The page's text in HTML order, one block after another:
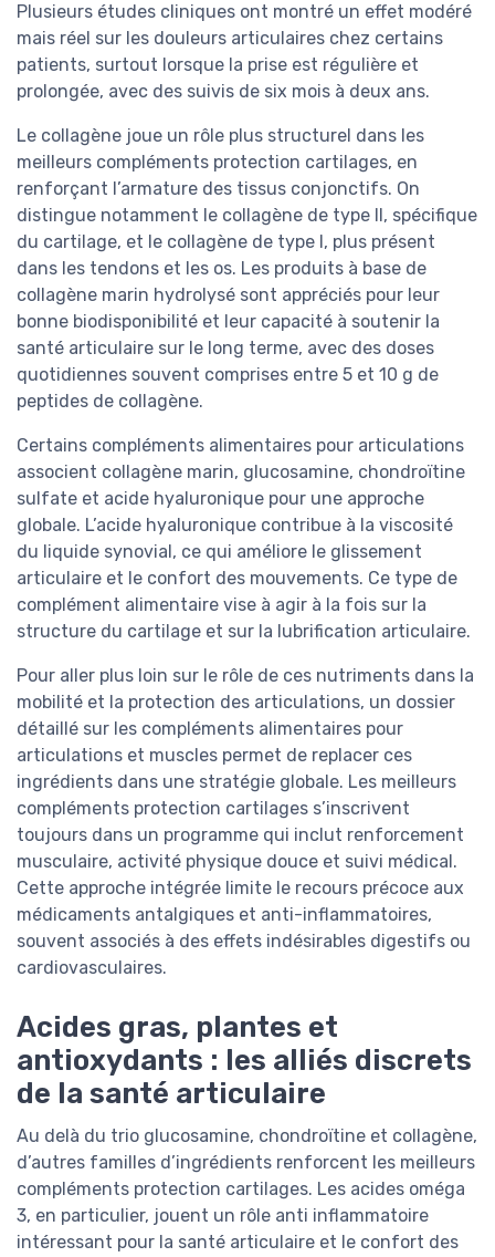
Plusieurs études cliniques ont montré un effet modéré
mais réel sur les douleurs articulaires chez certains
patients, surtout lorsque la prise est régulière et
prolongée, avec des suivis de six mois à deux ans.
Le collagène joue un rôle plus structurel dans les
meilleurs compléments protection cartilages, en
renforçant l’armature des tissus conjonctifs. On
distingue notamment le collagène de type II, spécifique
du cartilage, et le collagène de type I, plus présent
dans les tendons et les os. Les produits à base de
collagène marin hydrolysé sont appréciés pour leur
bonne biodisponibilité et leur capacité à soutenir la
santé articulaire sur le long terme, avec des doses
quotidiennes souvent comprises entre 5 et 10 g de
peptides de collagène.
Certains compléments alimentaires pour articulations
associent collagène marin, glucosamine, chondroïtine
sulfate et acide hyaluronique pour une approche
globale. L’acide hyaluronique contribue à la viscosité
du liquide synovial, ce qui améliore le glissement
articulaire et le confort des mouvements. Ce type de
complément alimentaire vise à agir à la fois sur la
structure du cartilage et sur la lubrification articulaire.
Pour aller plus loin sur le rôle de ces nutriments dans la
mobilité et la protection des articulations, un dossier
détaillé sur les compléments alimentaires pour
articulations et muscles permet de replacer ces
ingrédients dans une stratégie globale. Les meilleurs
compléments protection cartilages s’inscrivent
toujours dans un programme qui inclut renforcement
musculaire, activité physique douce et suivi médical.
Cette approche intégrée limite le recours précoce aux
médicaments antalgiques et anti-inflammatoires,
souvent associés à des effets indésirables digestifs ou
cardiovasculaires.
Acides gras, plantes et
antioxydants : les alliés discrets
de la santé articulaire
Au delà du trio glucosamine, chondroïtine et collagène,
d’autres familles d’ingrédients renforcent les meilleurs
compléments protection cartilages. Les acides oméga
3, en particulier, jouent un rôle anti inflammatoire
intéressant pour la santé articulaire et le confort des